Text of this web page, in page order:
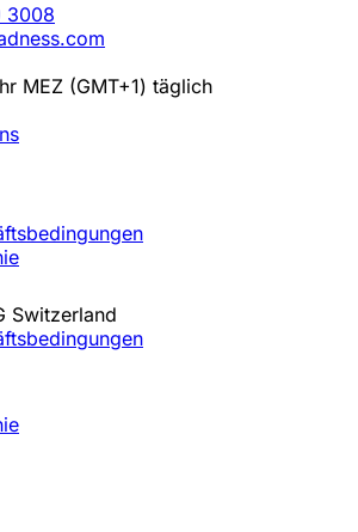
3008
MEZ (GMT+1) täglich
Switzerland